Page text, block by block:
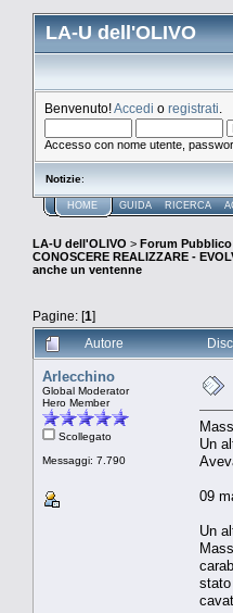
LA-U dell'OLIVO
Benvenuto!Accedi o registrati
Accesso con nome utente,
Notizie:
HOME GUIDA RICERCA
LA-U dell'OLIVO > Forum Pubblico
CONOSCERE REALIZZARE -
anche un ventenne
Pagine: [1]
Autore
Arlecchino
Global Moderator
Hero Member
Scollegato
Messaggi: 7.790
Un
09
Un